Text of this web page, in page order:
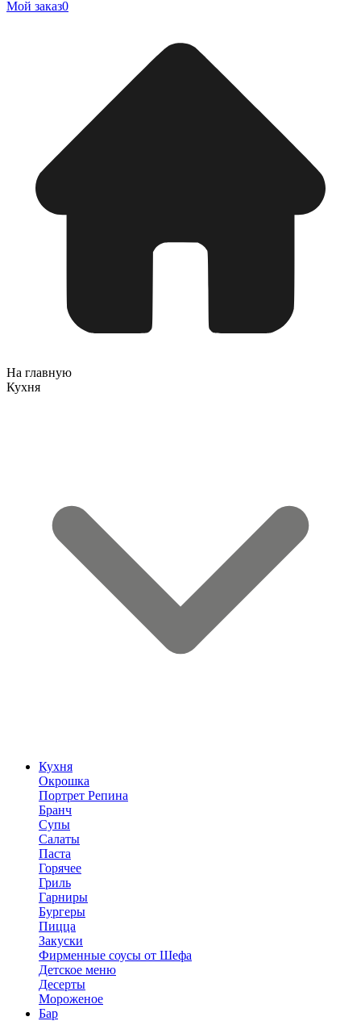
Мой заказ0
На главную
Кухня
Кухня
Окрошка
Портрет Репина
Бранч
Супы
Салаты
Паста
Горячее
Гриль
Гарниры
Бургеры
Пицца
Закуски
Фирменные соусы от Шефа
Детское меню
Десерты
Мороженое
Бар